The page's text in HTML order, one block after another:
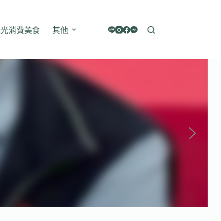
消費美食 其他